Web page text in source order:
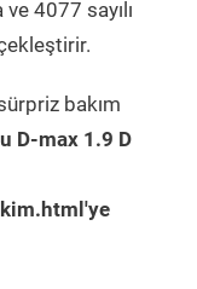
4077 sayılı
bakım
D-max 1.9 D